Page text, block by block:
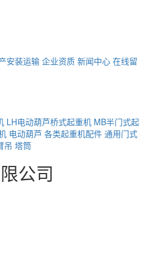
安装运输 企业资质 新闻中心 在线留
LH电动葫芦桥式起重机 MB半门式起
电动葫芦 各类起重机配件 通用门式
吊 塔筒
公司